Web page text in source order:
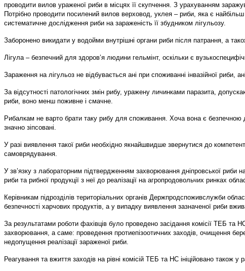
проводити вилов ураженої риби в місцях її скупчення. З урахуванням
Потрібно проводити посилений вилов верховод, уклея – риби, яка є
систематичне дослідження риби на зараженість її збудником лігульозу.
Заборонено викидати у водойми внутрішні органи риби після патрання, а
Лігула – безпечний для здоров’я людини гельмінт, оскільки є
Зараження на лігульоз не відбувається ані при споживанні інвазійної
За відсутності патологічних змін рибу, уражену личинками паразита,
риби, воно менш поживне і смачне.
Рибалкам не варто брати таку рибу для споживання. Хоча вона є безпечною
значно зіпсовані.
У разі виявлення такої риби необхідно якнайшвидше звернутися до
самоврядування.
У зв’язку з лабораторним підтвердженням захворювання дніпровської
риби та рибної продукції з неї до реалізації на агропродовольчих ринках
Керівникам підрозділів територіальних органів Держпродспоживслужби
безпечності харчових продуктів, а у випадку виявлення зазначеної риби
За результатами роботи фахівців було проведено засідання комісії ТЕБ та
захворювання, а саме: проведення протиепізоотичних заходів, очищення
недопущення реалізації зараженої риби.
Реагування та вжиття заходів на рівні комісій ТЕБ та НС ініційовано